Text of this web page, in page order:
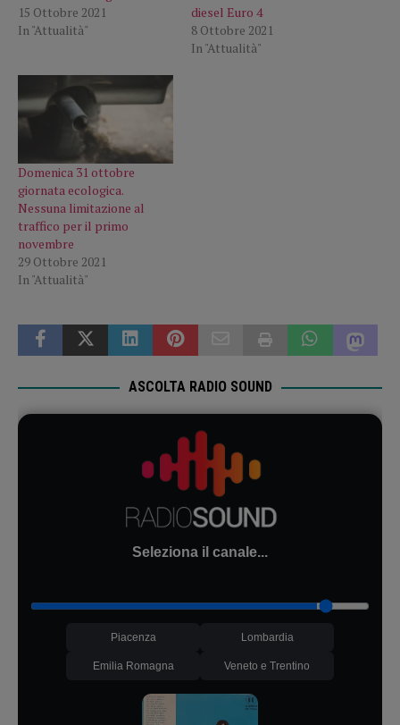
15 Ottobre 2021
In "Attualità"
diesel Euro 4
8 Ottobre 2021
In "Attualità"
Domenica 31 ottobre
giornata ecologica.
Nessuna limitazione al
traffico per il primo
novembre
29 Ottobre 2021
In "Attualità"
ASCOLTA RADIO SOUND
Seleziona il canale...
Piacenza Lombardia
Emilia Romagna Veneto e Trentino